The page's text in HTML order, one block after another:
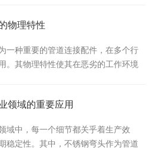
物理特性
一种重要的管道连接配件，在多个行
。其物理特性使其在恶劣的工作环境
领域的重要应用
域中，每一个细节都关乎着生产效
稳定性。其中，不锈钢弯头作为管道